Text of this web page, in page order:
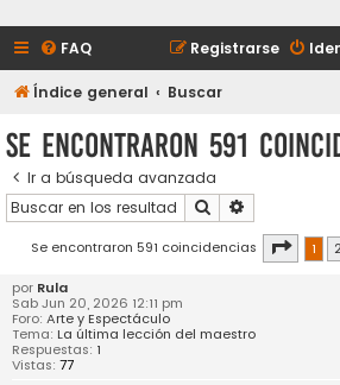
FAQ Registrarse
Índice general Buscar
Se encontraron 591
Ir a búsqueda avanzada
Buscar
Se encontraron 591 coincidencias Página
1
por Rula
Sab Jun 20, 2026 12:11 pm
Foro: Arte y Espectáculo
Tema: La última lección del maestro
Respuestas: 1
Vistas: 77